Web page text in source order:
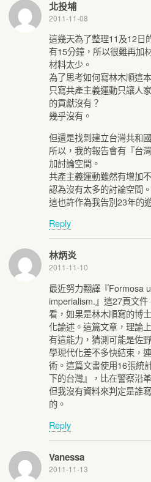
北投埔
2011-11-08
這幾天為了整理11及12日
有15分鐘，所以很難再加
材料太少。
為了思考如何寫林木順這
只寫共產主義運動只讓人
的貢獻沒有？
幾乎沒有。
但還是找到建立台灣共和
所以，我的報告會有『台
加討論空間。
共產主義運動雖然有增加
認為沒有太多的討論空間。
這也許作為我告別23年的
Reply
林炳炎
2011-11-10
最近努力翻譯『Formosa
imperialism.』這27頁文
看，如果是林木順寫的博
化論述。這篇文章，理論
有這能力，猜測可能是佐
學現代化差不多快結束，
術。這篇文書使用16張統
下的台灣』，比在警察沿
但我沒有資料來判定是誰
的。
Reply
Vanessa
2011-11-13